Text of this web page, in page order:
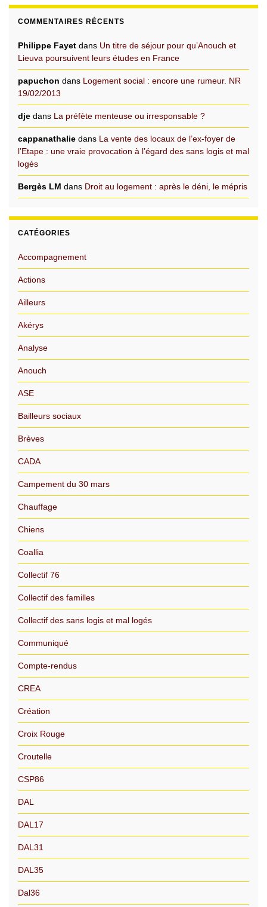
COMMENTAIRES RÉCENTS
Philippe Fayet dans Un titre de séjour pour qu’Anouch et
Lieuva poursuivent leurs études en France
papuchon dans Logement social : encore une rumeur. NR
19/02/2013
dje dans La préfète menteuse ou irresponsable ?
cappanathalie dans La vente des locaux de l’ex-foyer de
l’Etape : une vraie provocation à l’égard des sans logis et mal
logés
Bergès LM dans Droit au logement : après le déni, le mépris
CATÉGORIES
Accompagnement
Actions
Ailleurs
Akérys
Analyse
Anouch
ASE
Bailleurs sociaux
Brèves
CADA
Campement du 30 mars
Chauffage
Chiens
Coallia
Collectif 76
Collectif des familles
Collectif des sans logis et mal logés
Communiqué
Compte-rendus
CREA
Création
Croix Rouge
Croutelle
CSP86
DAL
DAL17
DAL31
DAL35
Dal36